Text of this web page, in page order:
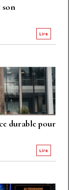
son
Lire
durable pour
Lire